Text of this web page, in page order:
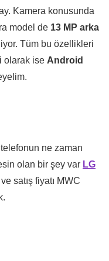
Kamera konusunda
model de 13 MP arka
Tüm bu özellikleri
olarak ise Android
ne zaman
olan bir şey var LG
satış fiyatı MWC